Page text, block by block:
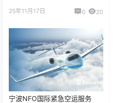
25年11月17日 0 20
宁波NFO国际紧急空运服务